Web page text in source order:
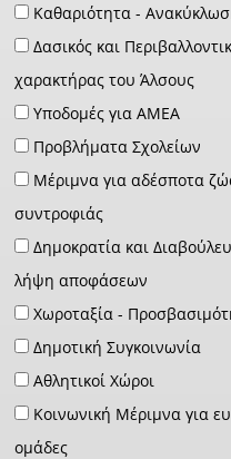
Καθαριότητα -
Δασικός και
χαρακτήρας του Άλσους
Υποδομές για ΑΜΕΑ
Προβλήματα Σχολείων
Μέριμνα για αδέσποτα
συντροφιάς
Δημοκρατία και
λήψη αποφάσεων
Χωροταξία -
Δημοτική Συγκοινωνία
Αθλητικοί Χώροι
Κοινωνική Μέριμνα για
ομάδες